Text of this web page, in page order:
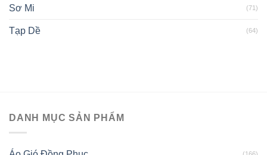
Sơ Mi (71)
Tạp Dề (64)
DANH MỤC SẢN PHẨM